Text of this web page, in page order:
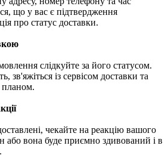
що у вас є підтвердження
про статус доставки.
слідкуйте за його статусом.
зв'яжіться із сервісом доставки та
планом.
чекайте на реакцію вашого
або вона буде приємно здивований і в